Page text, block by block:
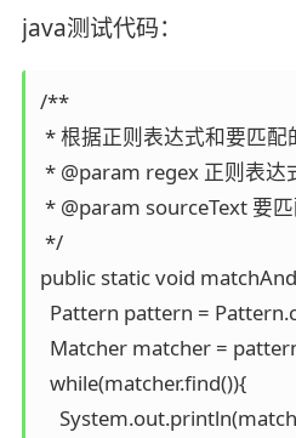
java测试代码：
/**
* 根据正则表达式和要匹配
* @param regex 正则表达
* @param sourceText 要
*/
public static void
Pattern pattern =
Matcher matcher =
  while(matcher.find()){